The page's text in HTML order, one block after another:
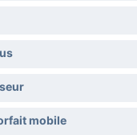
mobile